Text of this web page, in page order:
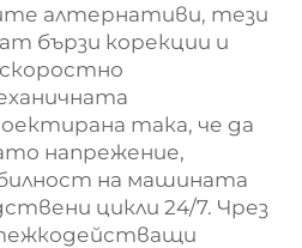
алтернативи, тези
бързи корекции и
така, че да
напрежение,
на машината
цикли 24/7. Чрез